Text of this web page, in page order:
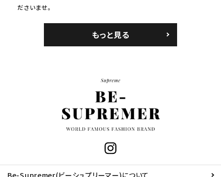
ださいませ。
もっと見る